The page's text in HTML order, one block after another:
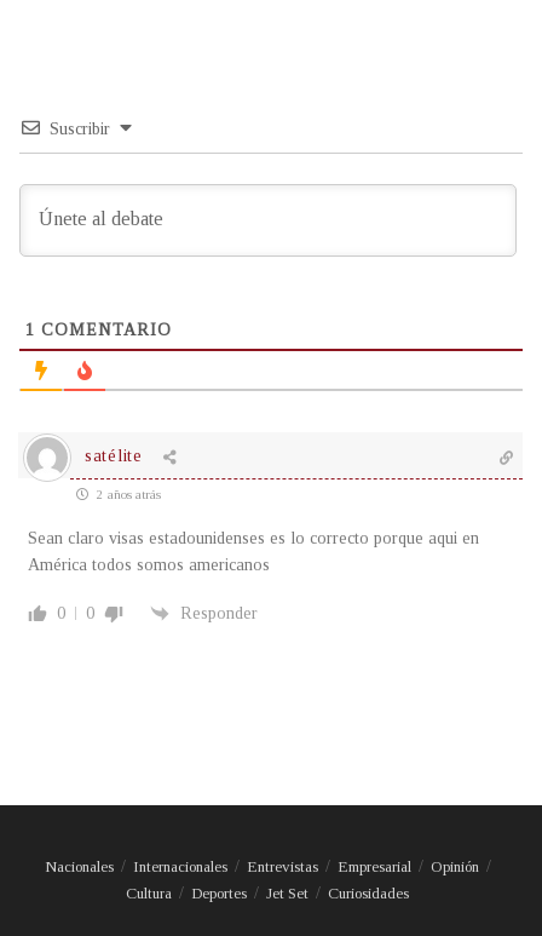
Suscribir
1 COMENTARIO
satélite
2 años atrás
Sean claro visas estadounidenses es lo correcto porque aqui en
América todos somos americanos
0 0 Responder
Nacionales Internacionales Entrevistas Empresarial
Opinión
Cultura
Deportes Jet Set Curiosidades